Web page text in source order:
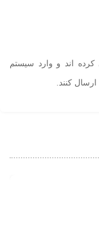
اند و وارد سیستم
کنند.